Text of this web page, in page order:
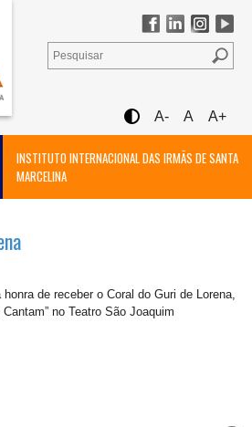
A- A A+
INSTITUTO INTERNACIONAL DAS IRMÃS DE SANTA
MARCELINA
de receber o Coral do Guri de Lorena,
no Teatro São Joaquim